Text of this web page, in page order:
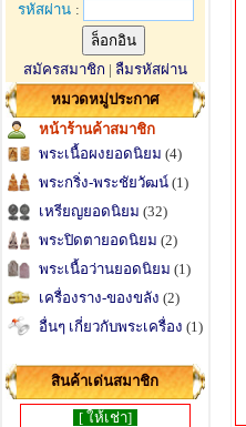
รหัสผ่าน :
สมัครสมาชิก | ลืมรหัสผ่าน
หมวดหมู่ประกาศ
หน้าร้านค้าสมาชิก
พระเนื้อผงยอดนิยม (4)
พระกริ่ง-พระชัยวัฒน์ (1)
เหรียญยอดนิยม (32)
พระปิดตายอดนิยม (2)
พระเนื้อว่านยอดนิยม (1)
เครื่องราง-ของขลัง (2)
อื่นๆ เกี่ยวกับพระเครื่อง (1)
สินค้าเด่นสมาชิก
[ ให้เช่า]